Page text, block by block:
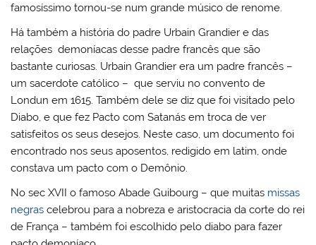
famosíssimo tornou-se num grande músico de renome.
Há também a história do padre Urbain Grandier e das
relações demoníacas desse padre francês que são
bastante curiosas. Urbain Grandier era um padre francês –
um sacerdote católico – que serviu no convento de
Londun em 1615. Também dele se diz que foi visitado pelo
Diabo, e que fez Pacto com Satanás em troca de ver
satisfeitos os seus desejos. Neste caso, um documento foi
encontrado nos seus aposentos, redigido em latim, onde
constava um pacto com o Demônio.
No sec XVII o famoso Abade Guibourg – que muitas missas
negras celebrou para a nobreza e aristocracia da corte do rei
de França – também foi escolhido pelo diabo para fazer